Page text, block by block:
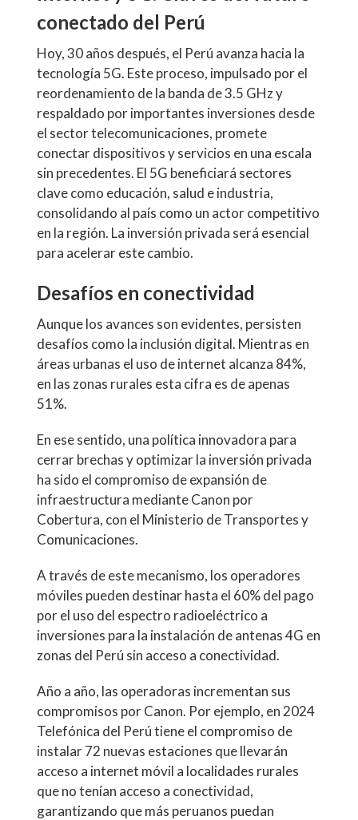
conectado del Perú
Hoy, 30 años después, el Perú avanza hacia la
tecnología 5G. Este proceso, impulsado por el
reordenamiento de la banda de 3.5 GHz y
respaldado por importantes inversiones desde
el sector telecomunicaciones, promete
conectar dispositivos y servicios en una escala
sin precedentes. El 5G beneficiará sectores
clave como educación, salud e industria,
consolidando al país como un actor competitivo
en la región. La inversión privada será esencial
para acelerar este cambio.
Desafíos en conectividad
Aunque los avances son evidentes, persisten
desafíos como la inclusión digital. Mientras en
áreas urbanas el uso de internet alcanza 84%,
en las zonas rurales esta cifra es de apenas
51%.
En ese sentido, una política innovadora para
cerrar brechas y optimizar la inversión privada
ha sido el compromiso de expansión de
infraestructura mediante Canon por
Cobertura, con el Ministerio de Transportes y
Comunicaciones.
A través de este mecanismo, los operadores
móviles pueden destinar hasta el 60% del pago
por el uso del espectro radioeléctrico a
inversiones para la instalación de antenas 4G en
zonas del Perú sin acceso a conectividad.
Año a año, las operadoras incrementan sus
compromisos por Canon. Por ejemplo, en 2024
Telefónica del Perú tiene el compromiso de
instalar 72 nuevas estaciones que llevarán
acceso a internet móvil a localidades rurales
que no tenían acceso a conectividad,
garantizando que más peruanos puedan